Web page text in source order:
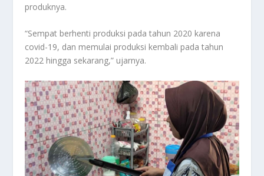
produknya.
“Sempat berhenti produksi pada tahun 2020 karena
covid-19, dan memulai produksi kembali pada tahun
2022 hingga sekarang,” ujarnya.